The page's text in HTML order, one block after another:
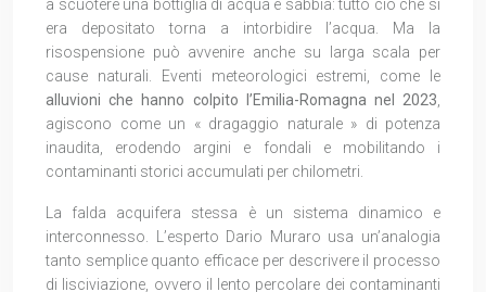
a scuotere una bottiglia di acqua e sabbia: tutto ciò che si
era depositato torna a intorbidire l’acqua. Ma la
risospensione può avvenire anche su larga scala per
cause naturali. Eventi meteorologici estremi, come le
alluvioni che hanno colpito l’Emilia-Romagna nel 2023
agiscono come un « dragaggio naturale » di potenza
inaudita, erodendo argini e fondali e mobilitando i
contaminanti storici accumulati per chilometri.
La falda acquifera stessa è un sistema dinamico e
interconnesso. L’esperto Dario Muraro usa un’analogia
tanto semplice quanto efficace per descrivere il processo
di lisciviazione, ovvero il lento percolare dei contaminanti